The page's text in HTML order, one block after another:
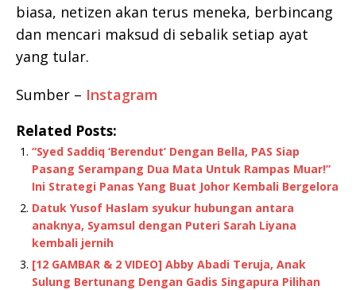
biasa, netizen akan terus meneka, berbincang
dan mencari maksud di sebalik setiap ayat
yang tular.
Sumber – Instagram
Related Posts:
“Syed Saddiq ‘Berendut’ Dengan Bella, PAS Siap
Pasang Serampang Dua Mata Untuk Rampas Muar!”
Ini Strategi Panas Yang Buat Johor Kembali Bergelora
Datuk Yusof Haslam syukur hubungan antara
anaknya, Syamsul dengan Puteri Sarah Liyana
kembali jernih
[12 GAMBAR & 2 VIDEO] Abby Abadi Teruja, Anak
Sulung Bertunang Dengan Gadis Singapura Pilihan